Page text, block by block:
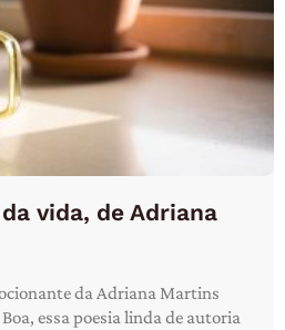
vida, de Adriana
da Adriana Martins
essa poesia linda de autoria